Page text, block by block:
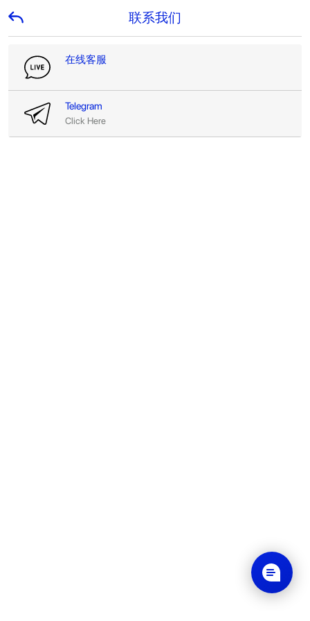
联系我们
在线客服
Telegram
Click Here